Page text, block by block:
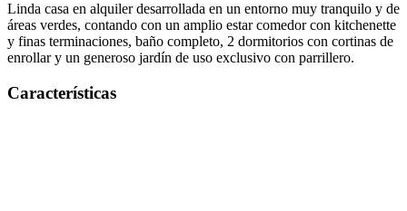
Linda casa en alquiler desarrollada en un entorno muy tranquilo y de
áreas verdes, contando con un amplio estar comedor con kitchenette
y finas terminaciones, baño completo, 2 dormitorios con cortinas de
enrollar y un generoso jardín de uso exclusivo con parrillero.
Características